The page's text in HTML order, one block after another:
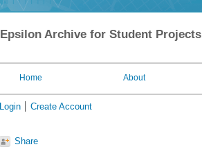
Epsilon Archive for Student Projects
Home About
Login Create Account
Share